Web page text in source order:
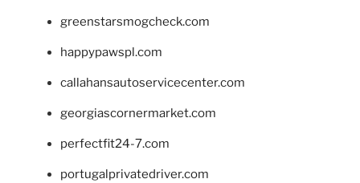
greenstarsmogcheck.com
happypawspl.com
callahansautoservicecenter.com
georgiascornermarket.com
perfectfit24-7.com
portugalprivatedriver.com